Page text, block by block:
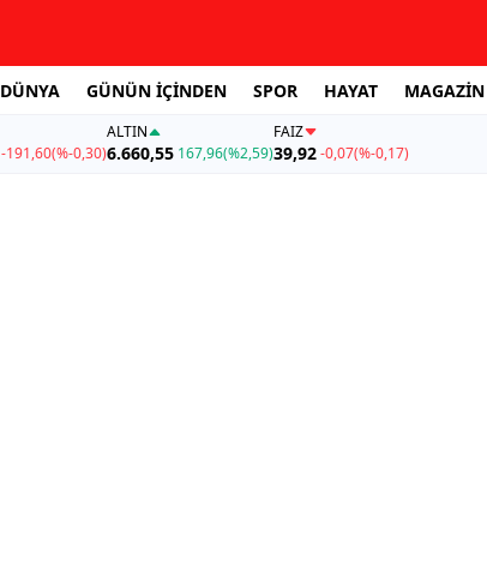
DÜNYA GÜNÜN İÇİNDEN SPOR HAYAT MAGAZİN
-191,60(%-0,30)
ALTIN
6.660,55 167,96(%2,59)
FAİZ
39,92-0,07(%-0,17)